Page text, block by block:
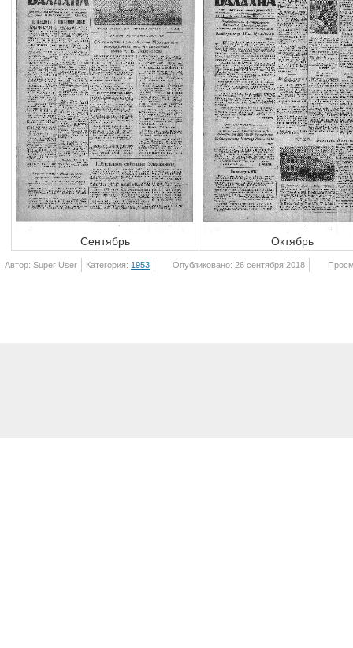
Сентябрь Октябрь
Автор: Super User Категория: 1953 Опубликовано: 26 сентября 2018